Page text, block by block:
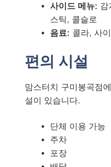
사이드 메뉴: 감
스틱, 콜슬로
음료: 콜라, 사
편의 시설
맘스터치 구미봉곡점
설이 있습니다.
단체 이용 가능
주차
포장